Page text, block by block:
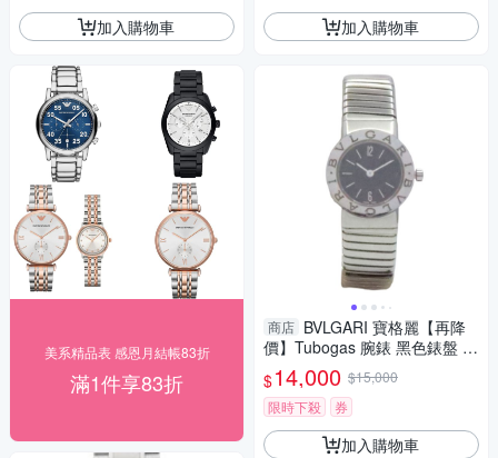
加入購物車
美系精品表 感恩月結帳83折
滿1件享83折
加入購物車
商店 BVLGARI 寶格麗【再降
價】Tubogas 腕錶 黑色錶盤 不
鏽鋼 BB232TS 【二手名牌BRA
ND OFF】
$14,000 $15,000
限時下殺
券
加入購物車